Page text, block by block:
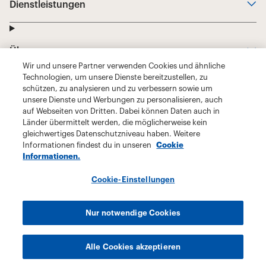
Wir und unsere Partner verwenden Cookies und ähnliche
Technologien, um unsere Dienste bereitzustellen, zu
schützen, zu analysieren und zu verbessern sowie um
unsere Dienste und Werbungen zu personalisieren, auch
auf Webseiten von Dritten. Dabei können Daten auch in
Länder übermittelt werden, die möglicherweise kein
gleichwertiges Datenschutzniveau haben. Weitere
Informationen findest du in unseren
Cookie
Informationen.
Cookie-Einstellungen
Nur notwendige Cookies
Alle Cookies akzeptieren